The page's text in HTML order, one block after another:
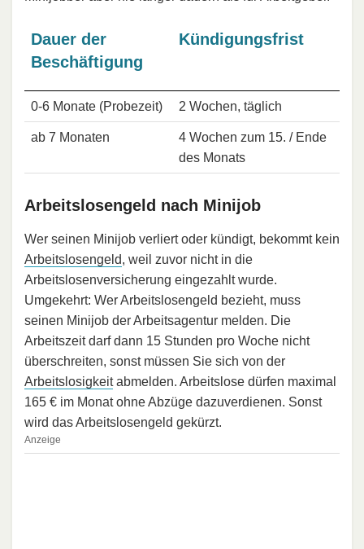
Dauer der
Beschäftigung
Kündigungsfrist
0-6 Monate (Probezeit) 2 Wochen, täglich
ab 7 Monaten
4 Wochen zum 15. / Ende
des Monats
Arbeitslosengeld nach Minijob
Wer seinen Minijob verliert oder kündigt, bekommt kein
Ar­beits­lo­sen­geld, weil zuvor nicht in die
Arbeitslosenversicherung eingezahlt wurde.
Umgekehrt: Wer Arbeitslosengeld bezieht, muss
seinen Minijob der Arbeitsagentur melden. Die
Arbeitszeit darf dann 15 Stunden pro Woche nicht
überschreiten, sonst müssen Sie sich von der
Arbeitslosigkeitabmelden. Arbeitslose dürfen maximal
165 € im Monat ohne Abzüge dazuverdienen. Sonst
wird das Arbeitslosengeld gekürzt.
Anzeige